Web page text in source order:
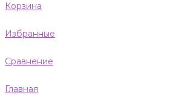
Корзина
Избранные
Сравнение
Главная